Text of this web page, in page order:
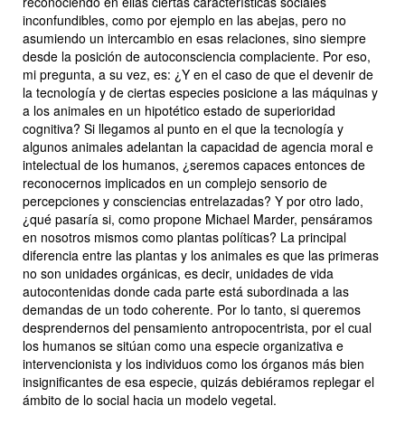
inconfundibles, como por ejemplo en las abejas, pero no
asumiendo un intercambio en esas relaciones, sino siempre
desde la posición de autoconsciencia complaciente. Por eso,
mi pregunta, a su vez, es: ¿Y en el caso de que el devenir de
la tecnología y de ciertas especies posicione a las máquinas y
a los animales en un hipotético estado de superioridad
cognitiva? Si llegamos al punto en el que la tecnología y
algunos animales adelantan la capacidad de agencia moral e
intelectual de los humanos, ¿seremos capaces entonces de
reconocernos implicados en un complejo sensorio de
percepciones y consciencias entrelazadas? Y por otro lado,
¿qué pasaría si, como propone Michael Marder, pensáramos
en nosotros mismos como plantas políticas? La principal
diferencia entre las plantas y los animales es que las primeras
no son unidades orgánicas, es decir, unidades de vida
autocontenidas donde cada parte está subordinada a las
demandas de un todo coherente. Por lo tanto, si queremos
desprendernos del pensamiento antropocentrista, por el cual
los humanos se sitúan como una especie organizativa e
intervencionista y los individuos como los órganos más bien
insignificantes de esa especie, quizás debiéramos replegar el
ámbito de lo social hacia un modelo vegetal.